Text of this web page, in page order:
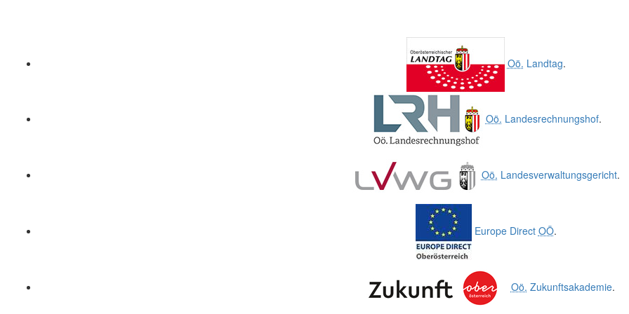
Oö. Landtag.
Oö. Landesrechnungshof.
Oö. Landesverwaltungsgericht.
Europe Direct OÖ.
Oö. Zukunftsakademie.